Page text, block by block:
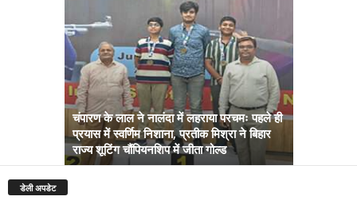
चंपारण के लाल ने नालंदा में लहराया परचमः पहले ही
प्रयास में स्वर्णिम निशाना, प्रतीक मिश्रा ने बिहार
राज्य शूटिंग चौंपियनशिप में जीता गोल्ड
डेली अपडेट